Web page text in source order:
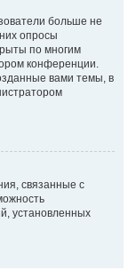
больше не
опросы
по многим
конференции.
вами темы, в
связанные с
установленных